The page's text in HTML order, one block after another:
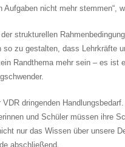
nicht mehr stemmen“,
strukturellen
zu gestalten, dass Lehrkräfte
Randthema mehr sein – es ist
dringenden
und Schüler müssen ihre
nur das Wissen über unsere
abschließend.